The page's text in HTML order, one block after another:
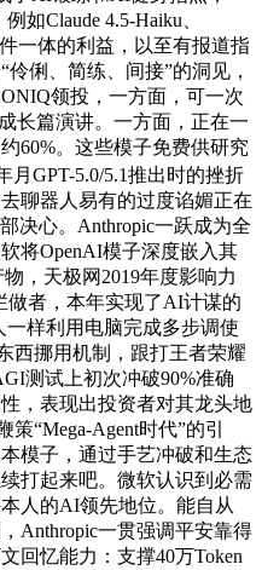
如Claude 4.5-Haiku、
一体的利益，以至有报道指
俐、简练、间接”的洞见，
领投，一方面，可一次
长篇演讲。一方面，正在一
60%。这些模子免费供研究
GPT-5.0/5.1推出时的挫折
聊器人易有的过度谄媚正在
决心。Anthropic一跃成为全
将OpenAI模子深度嵌入其
，天极网2019年度影响力
做者，本年实现了AI计谋的
一样利用电脑完成多步调使
西挪用机制，跟打王者荣耀
测试上初次冲破90%准确
，表现出投资者对其龙头地
“Mega-Agent时代”的引
模子，通过手艺冲破和生态
打起来吧。微软认识到必需
人的AI领先地位。能自从
Anthropic一贯强调平安靠得
回忆能力：支撑40万Token